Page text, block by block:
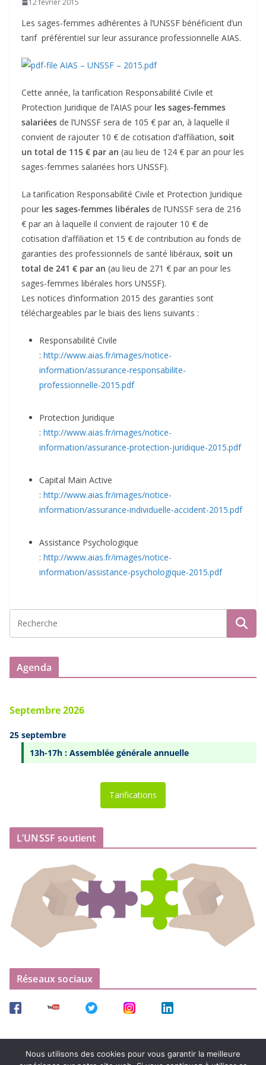
12 février 2015
Les sages-femmes adhérentes à l’UNSSF bénéficient d’un
tarif préférentiel sur leur assurance professionnelle AIAS.
AIAS – UNSSF – 2015.pdf
Cette année, la tarification Responsabilité Civile et
Protection Juridique de l’AIAS pour les sages-femmes
salariées de l’UNSSF sera de 105 € par an, à laquelle il
convient de rajouter 10 € de cotisation d’affiliation, soit
un total de 115 € par an (au lieu de 124 € par an pour les
sages-femmes salariées hors UNSSF).
La tarification Responsabilité Civile et Protection Juridique
pour les sages-femmes libérales de l’UNSSF sera de 216
€ par an à laquelle il convient de rajouter 10 € de
cotisation d’affiliation et 15 € de contribution au fonds de
garanties des professionnels de santé libéraux, soit un
total de 241 € par an (au lieu de 271 € par an pour les
sages-femmes libérales hors UNSSF).
Les notices d’information 2015 des garanties sont
téléchargeables par le biais des liens suivants :
Responsabilité Civile
: http://www.aias.fr/images/notice-
information/assurance-responsabilite-
professionnelle-2015.pdf
Protection Juridique
: http://www.aias.fr/images/notice-
information/assurance-protection-juridique-2015.pdf
Capital Main Active
: http://www.aias.fr/images/notice-
information/assurance-individuelle-accident-2015.pdf
Assistance Psychologique
: http://www.aias.fr/images/notice-
information/assistance-psychologique-2015.pdf
Agenda
Septembre 2026
25 septembre
13h-17h : Assemblée générale annuelle
Tarifications
L’UNSSF soutient
Réseaux sociaux
Nous utilisons des cookies pour vous garantir la meilleure